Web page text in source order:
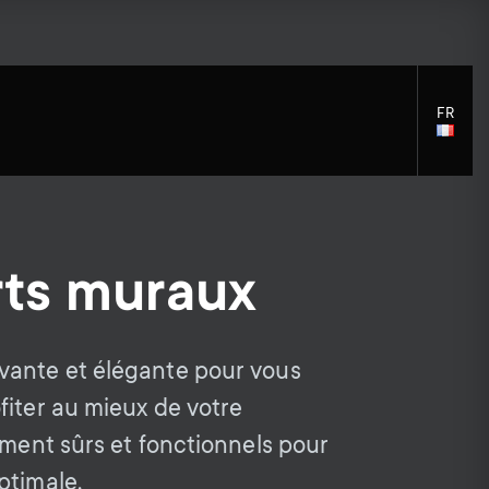
S
e
c
Accessoires de Montage
Distributeurs de signaux
Accessoires pour le bras du
S
e
c
Accessoires
FR
muraux
et élégante pour vous
au mieux de votre
sûrs et fonctionnels pour